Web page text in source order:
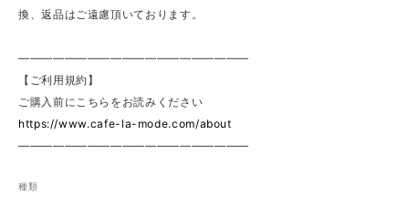
換、返品はご遠慮頂いております。
————————————————————
【ご利用規約】
ご購入前にこちらをお読みください
https://www.cafe-la-mode.com/about
————————————————————
種類